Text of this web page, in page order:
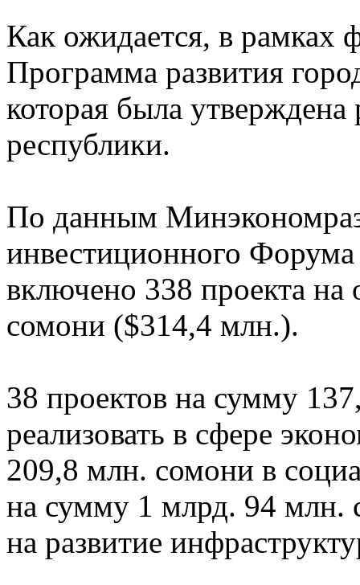
Как ожидается, в рамках
Программа развития
которая была
республики.
По данным
инвестиционного
включено 338 проекта
сомони ($314,4 млн.).
38 проектов на сумму
реализовать в сфере
209,8 млн. сомони в
на сумму 1 млрд. 94 млн.
на развитие